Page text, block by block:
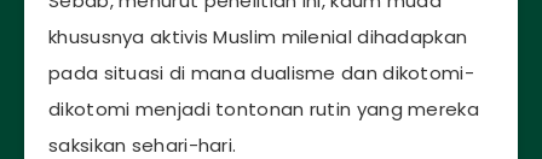
khususnya aktivis Muslim milenial dihadapkan
pada situasi di mana dualisme dan dikotomi-
dikotomi menjadi tontonan rutin yang mereka
saksikan sehari-hari.